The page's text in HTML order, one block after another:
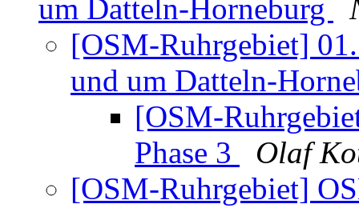
um Datteln-Horneburg
[OSM-Ruhrgebiet]
und um Datteln-
[OSM-
Phase 3
Olaf
[OSM-Ruhrgebiet]